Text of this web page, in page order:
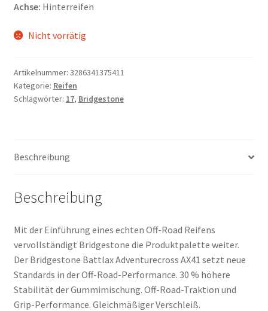
Achse: Hinterreifen
Nicht vorrätig
Artikelnummer: 3286341375411
Kategorie: Reifen
Schlagwörter: 17, Bridgestone
Beschreibung
Beschreibung
Mit der Einführung eines echten Off-Road Reifens
vervollständigt Bridgestone die Produktpalette weiter.
Der Bridgestone Battlax Adventurecross AX41 setzt neue
Standards in der Off-Road-Performance. 30 % höhere
Stabilität der Gummimischung. Off-Road-Traktion und
Grip-Performance. Gleichmäßiger Verschleiß.